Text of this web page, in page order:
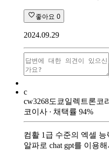
좋아요 0
2024.09.29
c
cw3268도쿄일렉트론코
코이사 ∙ 채택률 94%
컴활 1급 수준의 엑셀
알파로 chat gpt를 이용